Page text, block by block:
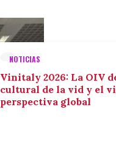
NOTICIAS
Vinitaly 2026: La OIV
cultural de la vid y el
perspectiva global